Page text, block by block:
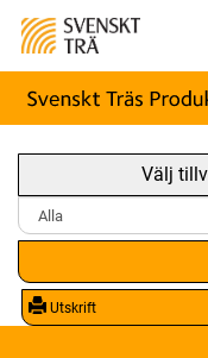
Välj
Utskrift